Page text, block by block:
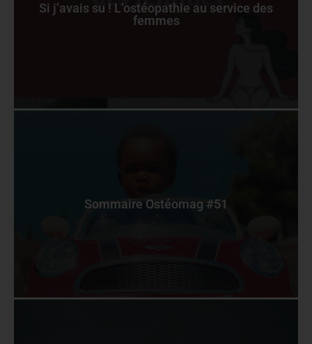
Si j’avais su ! L’ostéopathie au service des
femmes
Sommaire Ostéomag #51